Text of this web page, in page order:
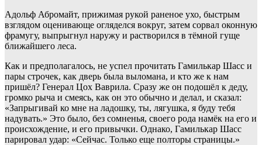
Адольф Абромайт, прижимая рукой раненое ухо, быстрым
взглядом оценивающе огляделся вокруг, затем сорвал оконную
фрамугу, выпрыгнул наружу и растворился в тёмной гуще
ближайшего леса.
Как и предполагалось, не успел прочитать Гамилькар Шасс и
пары строчек, как дверь была выломана, и кто же к нам
пришёл? Генерал Цох Ваврила. Сразу же он подошёл к деду,
громко рыча и смеясь, как он это обычно и делал, и сказал:
«Запрыгивай ко мне на ладошку, ты, лягушка, я буду тебя
надувать.» Это было, без сомненья, своего рода намёк на его и
происхождение, и его привычки. Однако, Гамилькар Шасс
парировал удар: «Сейчас. Только еще полторы страницы.»